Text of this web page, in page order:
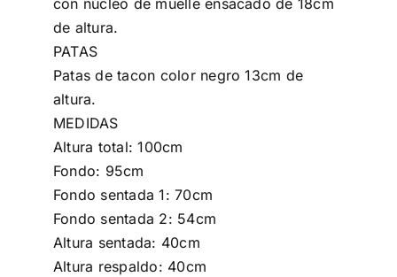
con núcleo de muelle ensacado de 18cm
de altura.
PATAS
Patas de tacon color negro 13cm de
altura.
MEDIDAS
Altura total: 100cm
Fondo: 95cm
Fondo sentada 1: 70cm
Fondo sentada 2: 54cm
Altura sentada: 40cm
Altura respaldo: 40cm